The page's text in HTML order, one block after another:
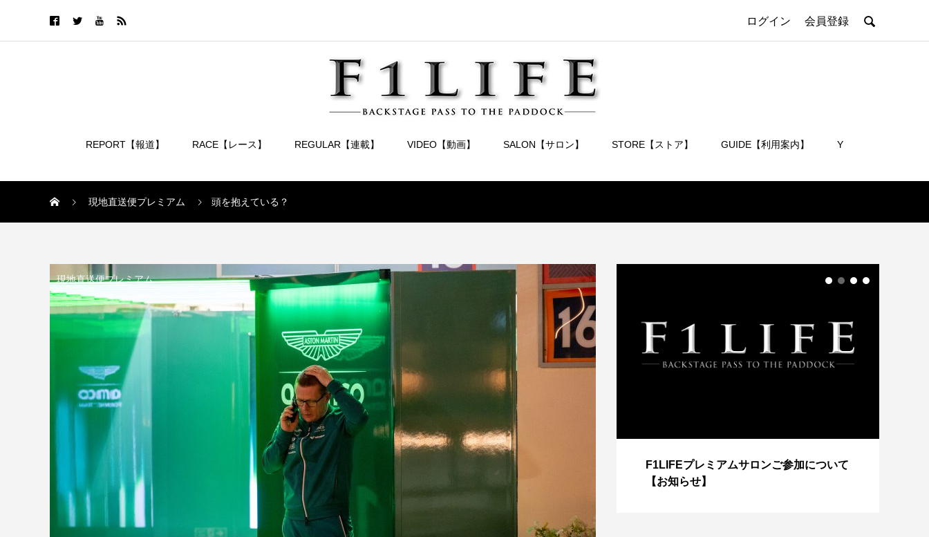
ログイン 会員登録 
REPORT【報道】 RACE【レース】 REGULAR【連載】 VIDEO【動画】 SALON【サロン】 STORE【ストア】 GUIDE【利用案内】 Y
現地直送便プレミアム 頭を抱えている？
現地直送便プレミアム
【特別企画】2026年ホンダの現在地
①「アストンマーティンとの交渉4...
【特別記事】レーシングブルズ、
VCARB 02を生み出すファクトリー...
F1LIFEプレミアムサロンご参加について
【お知らせ】